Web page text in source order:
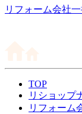
リフォーム会社
TOP
リショップ
リフォーム